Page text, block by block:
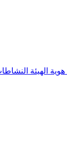
هوية الهيئة